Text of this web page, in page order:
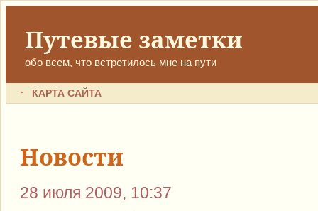
Путевые заметки
обо всем, что встретилось мне на пути
КАРТА САЙТА
Новости
28 июля 2009, 10:37